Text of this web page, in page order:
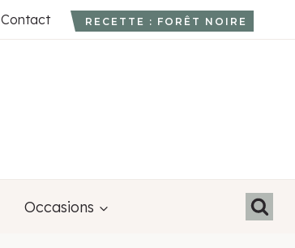
Contact RECETTE : FORÊT NOIRE
Occasions